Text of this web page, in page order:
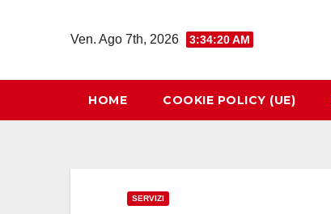
Ven. Ago 7th, 2026 3:34:21 AM
HOME COOKIE POLICY (UE)
SERVIZI